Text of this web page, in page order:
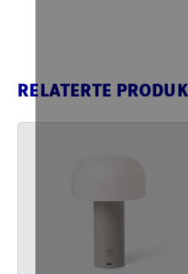
RELATERTE